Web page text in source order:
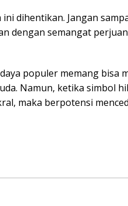
ini dihentikan. Jangan
dengan semangat
populer memang bisa
Namun, ketika simbol
maka berpotensi